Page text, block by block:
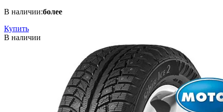
В наличии:более
Купить
В наличии